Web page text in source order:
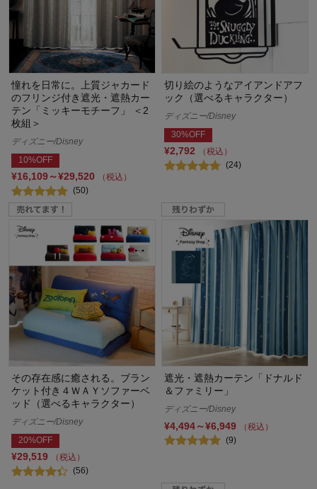
憧れを日常に。上質ジャカード
のフリンジ付き遮光・遮熱カー
テン「ミッキーモチーフ」 ＜2
枚組＞
ディズニー/Disney
10%OFF
¥16,109～¥29,520
（税込）
(50)
切り絵のようなアイアンドアフ
ック（選べるキャラクター）
ディズニー/Disney
30%OFF
¥2,792
（税込）
(24)
その存在感に癒される。ブラン
ケット付き４ＷＡＹソファーベ
ッド（選べるキャラクター）
ディズニー/Disney
20%OFF
¥29,519
（税込）
(56)
遮光・遮熱カーテン「ドナルド
＆ファミリー」
ディズニー/Disney
¥4,494～¥6,949
（税込）
(9)